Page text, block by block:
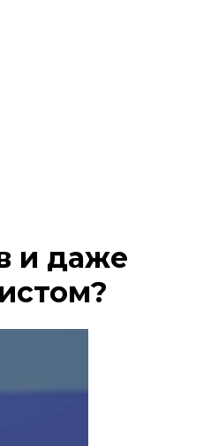
и даже